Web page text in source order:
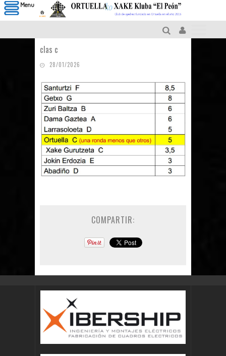
clas c
28/01/2026
COMPARTIR:
Menu